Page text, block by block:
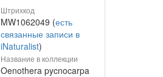
Штрихкод
MW1062049 (есть
связанные записи в
iNaturalist)
Название в коллекции
Oenothera pycnocarpa